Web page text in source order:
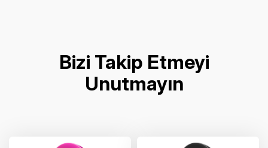
Bizi Takip Etmeyi
Unutmayın